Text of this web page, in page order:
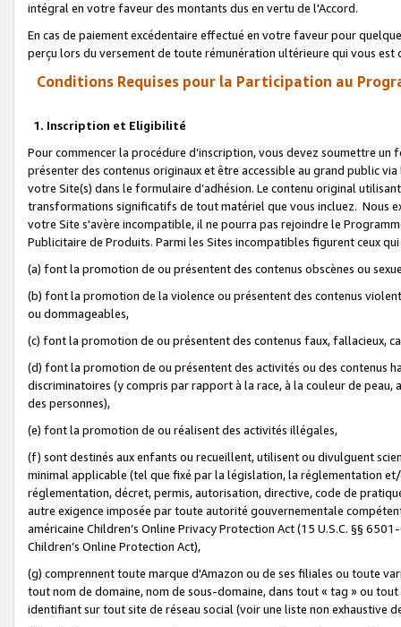
intégral en votre faveur des montants dus en vertu de l'Accord.
En cas de paiement excédentaire effectué en votre faveur pour
perçu lors du versement de toute rémunération ultérieure qui vous est
Conditions Requises pour la Participation au
1. Inscription et Eligibilité
Pour commencer la procédure d’inscription, vous devez soumettre
présenter des contenus originaux et être accessible au grand public
votre Site(s) dans le formulaire d’adhésion. Le contenu original
transformations significatifs de tout matériel que vous incluez. Nous
votre Site s'avère incompatible, il ne pourra pas rejoindre le
Publicitaire de Produits. Parmi les Sites incompatibles figurent ceux
(a) font la promotion de ou présentent des contenus obscènes ou
(b) font la promotion de la violence ou présentent des contenus
ou dommageables,
(c) font la promotion de ou présentent des contenus faux, fallacieux,
(d) font la promotion de ou présentent des activités ou des contenus
discriminatoires (y compris par rapport à la race, à la couleur de
des personnes),
(e) font la promotion de ou réalisent des activités illégales,
(f) sont destinés aux enfants ou recueillent, utilisent ou divulguent
minimal applicable (tel que fixé par la législation, la réglementation
réglementation, décret, permis, autorisation, directive, code de
autre exigence imposée par toute autorité gouvernementale
américaine Children’s Online Privacy Protection Act (15 U.S.C. §§
Children’s Online Protection Act),
(g) comprennent toute marque d'Amazon ou de ses filiales ou toute
tout nom de domaine, nom de sous-domaine, dans tout « tag » ou
identifiant sur tout site de réseau social (voir une liste non exhaustive